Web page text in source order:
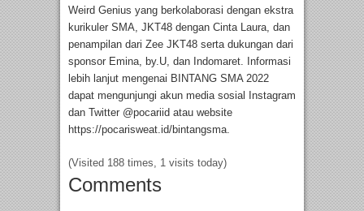
Weird Genius yang berkolaborasi dengan ekstra
kurikuler SMA, JKT48 dengan Cinta Laura, dan
penampilan dari Zee JKT48 serta dukungan dari
sponsor Emina, by.U, dan Indomaret. Informasi
lebih lanjut mengenai BINTANG SMA 2022
dapat mengunjungi akun media sosial Instagram
dan Twitter @pocariid atau website
https://pocarisweat.id/bintangsma.
(Visited 188 times, 1 visits today)
Comments